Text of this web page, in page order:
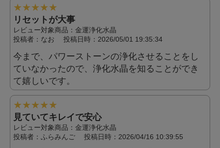
★★★★★
リセットが大事
レビュー対象商品：金運浄化水晶
投稿者： なお 投稿日時：2026/05/01 19:35:34
今まで、パワーストーンの浄化させることをし
ていなかったので、浄化水晶を知ることができ
て嬉しいです。
★★★★★
見ていてキレイで安心
レビュー対象商品：金運浄化水晶
投稿者： ふらみんご 投稿日時：2026/04/16 10:39:55